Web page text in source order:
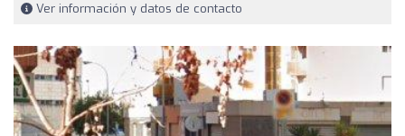
Ver información y datos de contacto